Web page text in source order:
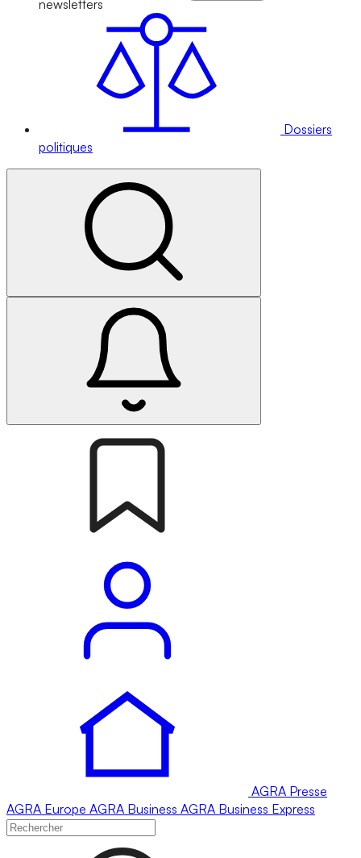
newsletters
Dossiers
politiques
AGRA Presse
AGRA Europe AGRA Business AGRA Business Express